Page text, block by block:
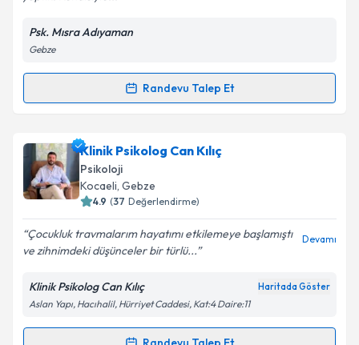
Kişisel verilerimin işlenmesine ilişkin
kapsamda işlenmesini kabul ediyorum.
Psk. Mısra Adıyaman
Gebze
Randevu Talep Et
Randevu Takvimi Talebi
Klinik Psikolog Mısra Adıyaman
takvimi talebi oluşturun. Size bu uzmandan randevu
almanız için bir takvim hazırlandığında e-posta ile
bilgilendireceğiz.
E-posta Adresiniz
Kişisel verilerimin işlenmesine ilişkin
Metni'ni okudum ve kişisel verilerimin belirtilen
kapsamda işlenmesini kabul ediyorum.
Klinik Psikolog Can Kılıç
Psikoloji
Kocaeli, Gebze
4.9 (37 Değerlendirme)
Çocukluk travmalarım hayatımı etkilemeye başlamıştı
ve zihnimdeki düşünceler bir türlü...
Devamı
Klinik Psikolog Can Kılıç Haritada Göster
Aslan Yapı, Hacıhalil, Hürriyet Caddesi, Kat:4 Daire:11